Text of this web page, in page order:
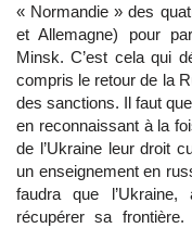
« Normandie » des
et Allemagne) pour
Minsk. C’est cela qui
compris le retour de la
des sanctions. Il faut
en reconnaissant à la
de l’Ukraine leur droit
un enseignement en
faudra que
récupérer sa